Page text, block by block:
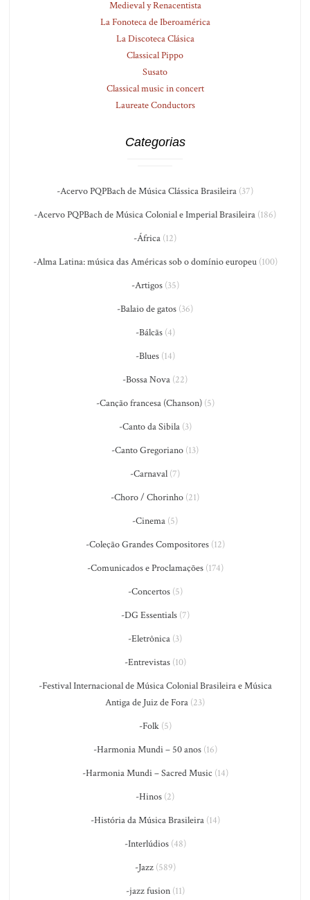
Medieval y Renacentista
La Fonoteca de Iberoamérica
La Discoteca Clásica
Classical Pippo
Susato
Classical music in concert
Laureate Conductors
Categorias
-Acervo PQPBach de Música Clássica Brasileira (37)
-Acervo PQPBach de Música Colonial e Imperial Brasileira (186)
-África (12)
-Alma Latina: música das Américas sob o domínio europeu(100)
-Artigos(35)
-Balaio de gatos (36)
-Bálcãs(4)
-Blues(14)
-Bossa Nova (22)
-Canção francesa (Chanson)(5)
-Canto da Sibila(3)
-Canto Gregoriano (13)
-Carnaval (7)
-Choro / Chorinho (21)
-Cinema (5)
-Coleção Grandes Compositores(12)
-Comunicados e Proclamações(174)
-Concertos(5)
-DG Essentials(7)
-Eletrônica (3)
-Entrevistas(10)
-Festival Internacional de Música Colonial Brasileira e Música
Antiga de Juiz de Fora (23)
-Folk(5)
-Harmonia Mundi – 50 anos(16)
-Harmonia Mundi – Sacred Music (14)
-Hinos (2)
-História da Música Brasileira(14)
-Interlúdios(48)
-Jazz(589)
-jazz fusion(11)